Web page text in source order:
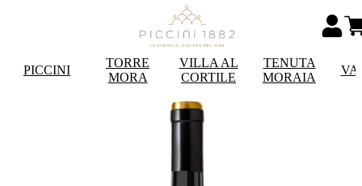
PICCINI
TORRE
MORA
VILLA AL
CORTILE
TENUTA
MORAIA